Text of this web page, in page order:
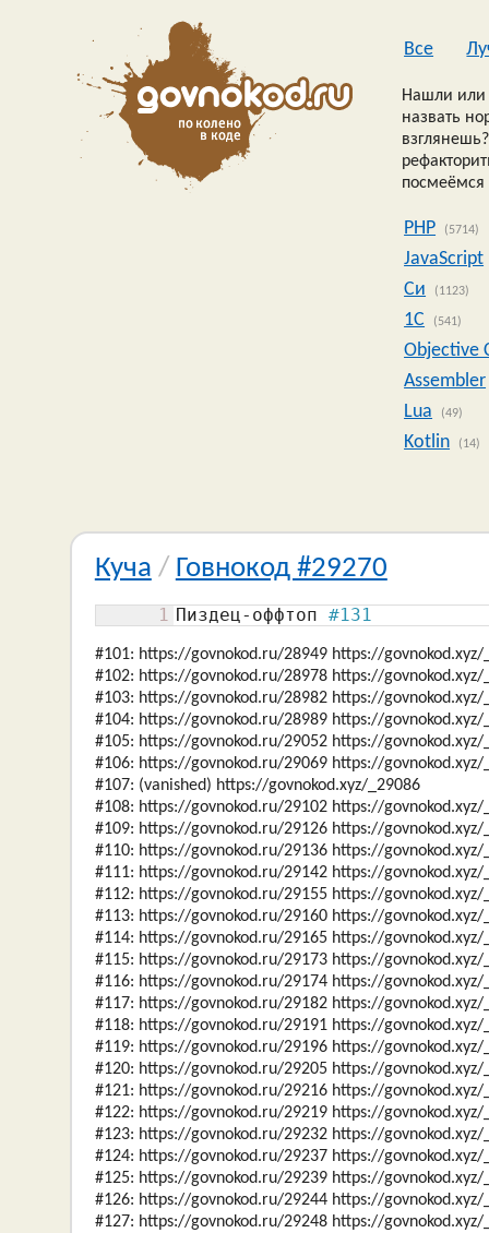
Все
Нашли или
назвать
посмеёмся
PHP (5714)
JavaScript
Си
(1123)
1C (541)
Objective
Assembler
Lua
(49)
Kotlin (14)
Куча / Говнокод #29270
1 Пиздец-оффтоп #131
#101: https://govnokod.ru/28949 https://govnokod.xyz/
#102: https://govnokod.ru/28978 https://govnokod.xyz/
#103: https://govnokod.ru/28982 https://govnokod.xyz/
#104: https://govnokod.ru/28989 https://govnokod.xyz/
#105: https://govnokod.ru/29052 https://govnokod.xyz/
#106: https://govnokod.ru/29069 https://govnokod.xyz/
#107: (vanished) https://govnokod.xyz/_29086
#108: https://govnokod.ru/29102 https://govnokod.xyz/
#109: https://govnokod.ru/29126 https://govnokod.xyz/
#110: https://govnokod.ru/29136 https://govnokod.xyz/
#111: https://govnokod.ru/29142 https://govnokod.xyz/
#112: https://govnokod.ru/29155 https://govnokod.xyz/
#113: https://govnokod.ru/29160 https://govnokod.xyz/
#114: https://govnokod.ru/29165 https://govnokod.xyz/
#115: https://govnokod.ru/29173 https://govnokod.xyz/
#116: https://govnokod.ru/29174 https://govnokod.xyz/
#117: https://govnokod.ru/29182 https://govnokod.xyz/
#118: https://govnokod.ru/29191 https://govnokod.xyz/
#119: https://govnokod.ru/29196 https://govnokod.xyz/
#120: https://govnokod.ru/29205 https://govnokod.xyz/
#121: https://govnokod.ru/29216 https://govnokod.xyz/
#122: https://govnokod.ru/29219 https://govnokod.xyz/
#123: https://govnokod.ru/29232 https://govnokod.xyz/
#124: https://govnokod.ru/29237 https://govnokod.xyz/
#125: https://govnokod.ru/29239 https://govnokod.xyz/
#126: https://govnokod.ru/29244 https://govnokod.xyz/
#127: https://govnokod.ru/29248 https://govnokod.xyz/